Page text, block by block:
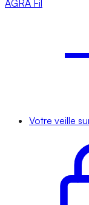
AGRA Fil
Votre veille